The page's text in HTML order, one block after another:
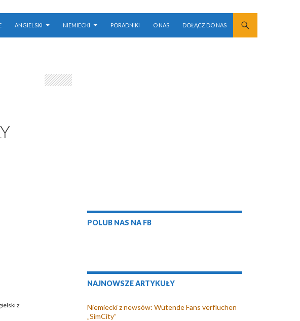
ANGIELSKI NIEMIECKI PORADNIKI O NAS DOŁĄCZ DO NAS
z
POLUB NAS NA FB
NAJNOWSZE ARTYKUŁY
Niemiecki z newsów: Wütende Fans verfluchen
„SimCity”